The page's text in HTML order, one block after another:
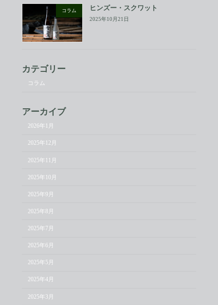
コラム ヒンズー・スクワット
2025年10月21日
カテゴリー
コラム
アーカイブ
2026年1月
2025年12月
2025年11月
2025年10月
2025年9月
2025年8月
2025年7月
2025年6月
2025年5月
2025年4月
2025年3月